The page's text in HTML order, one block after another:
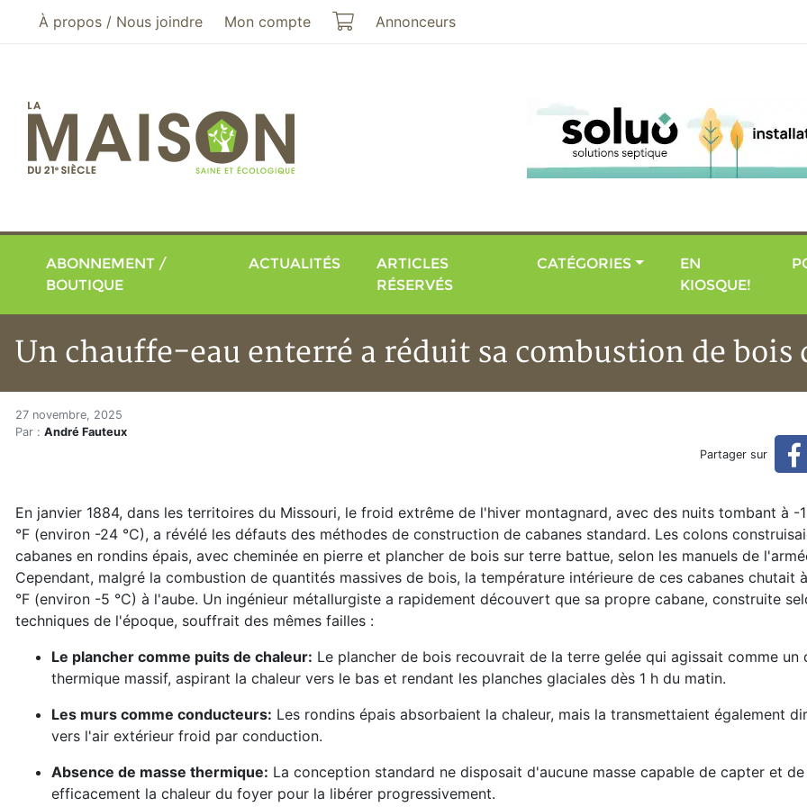
Aller au menu principal
Aller au contenu principal
À propos / Nous joindre Mon compte Mon panier
Annonceurs
ABONNEMENT /
BOUTIQUE
ACTUALITÉS
ARTICLES
RÉSERVÉS
CATÉGORIES
EN
KIOSQUE!
Un chauffe-eau enterré a réduit sa combustion de bois
Accueil
Articles
Un chauffe-eau enterré a réduit sa combustion de bois des deux-tiers (réservé)
Un chauffe-eau enterré a réduit sa combustion de bois
27 novembre, 2025
Par : André Fauteux
Partager sur
En janvier 1884, dans les territoires du Missouri, le froid extrême de l'hiver montagnard, avec des nuits tombant à -
°F (environ -24 °C), a révélé les défauts des méthodes de construction de cabanes standard. Les colons
cabanes en rondins épais, avec cheminée en pierre et plancher de bois sur terre battue, selon les manuels de
Cependant, malgré la combustion de quantités massives de bois, la température intérieure de ces cabanes chutait
°F (environ -5 °C) à l'aube. Un ingénieur métallurgiste a rapidement découvert que sa propre cabane, construite
techniques de l'époque, souffrait des mêmes failles :
Le plancher comme puits de chaleur: Le plancher de bois recouvrait de la terre gelée qui agissait comme un
thermique massif, aspirant la chaleur vers le bas et rendant les planches glaciales dès 1 h du matin.
Les murs comme conducteurs: Les rondins épais absorbaient la chaleur, mais la transmettaient également
vers l'air extérieur froid par conduction.
Absence de masse thermique: La conception standard ne disposait d'aucune masse capable de capter et
efficacement la chaleur du foyer pour la libérer progressivement.